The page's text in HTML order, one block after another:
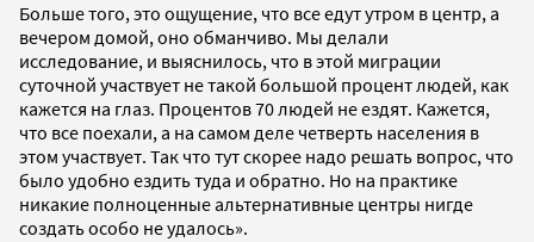
Больше того, это ощущение, что все едут утром в центр, а
вечером домой, оно обманчиво. Мы делали
исследование, и выяснилось, что в этой миграции
суточной участвует не такой большой процент людей, как
кажется на глаз. Процентов 70 людей не ездят. Кажется,
что все поехали, а на самом деле четверть населения в
этом участвует. Так что тут скорее надо решать вопрос, что
было удобно ездить туда и обратно. Но на практике
никакие полноценные альтернативные центры нигде
создать особо не удалось».